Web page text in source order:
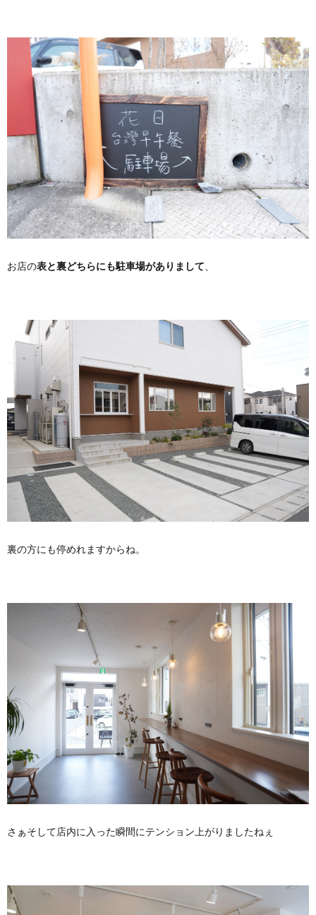
お店の表と裏どちらにも駐車場がありまして
裏の方にも停めれますからね。
さぁそして店内に入った瞬間にテンション上がりましたねぇ